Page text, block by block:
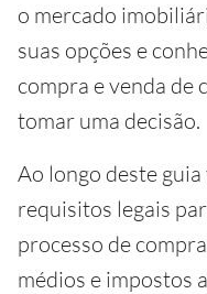
o mercado
suas opções e
compra e venda de
tomar uma decisão.
Ao longo deste
requisitos legais
processo de
médios e impostos